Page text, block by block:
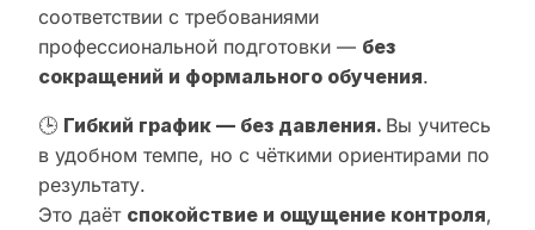
соответствии с требованиями
профессиональной подготовки — без
сокращений и формального обучения.
🕒 Гибкий график — без давления. Вы учитесь
в удобном темпе, но с чёткими ориентирами по
результату.
Это даёт спокойствие и ощущение контроля,